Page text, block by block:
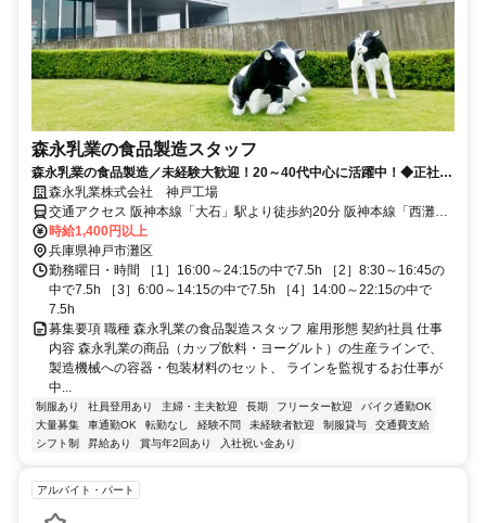
森永乳業の食品製造スタッフ
森永乳業の食品製造／未経験大歓迎！20～40代中心に活躍中！◆正社員
登用制度あり！◆
森永乳業株式会社 神戸工場
交通アクセス 阪神本線「大石」駅より徒歩約20分 阪神本線「西灘」
駅より徒歩約21分 市バス「摩耶埠頭東」停より徒歩1分
時給1,400円以上
兵庫県神戸市灘区
勤務曜日・時間 ［1］16:00～24:15の中で7.5h ［2］8:30～16:45の
中で7.5h ［3］6:00～14:15の中で7.5h ［4］14:00～22:15の中で
7.5h
募集要項 職種 森永乳業の食品製造スタッフ 雇用形態 契約社員 仕事
内容 森永乳業の商品（カップ飲料・ヨーグルト）の生産ラインで、
製造機械への容器・包装材料のセット、 ラインを監視するお仕事が
中...
制服あり 社員登用あり 主婦・主夫歓迎 長期 フリーター歓迎
バイク通勤OK
大量募集
車通勤OK 転勤なし 経験不問 未経験者歓迎 制服貸与
交通費支給
シフト制
昇給あり 賞与年2回あり 入社祝い金あり
アルバイト・パート